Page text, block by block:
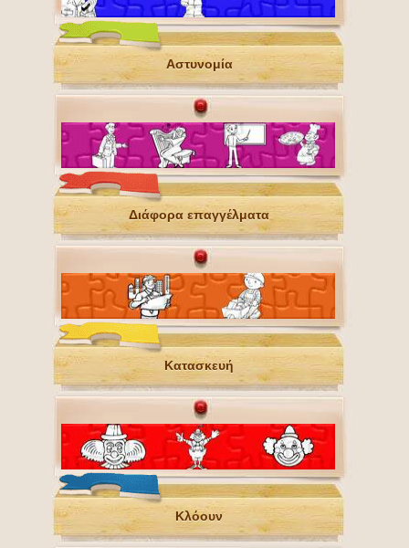
Αστυνομία
Διάφορα επαγγέλματα
Κατασκευή
Κλόουν